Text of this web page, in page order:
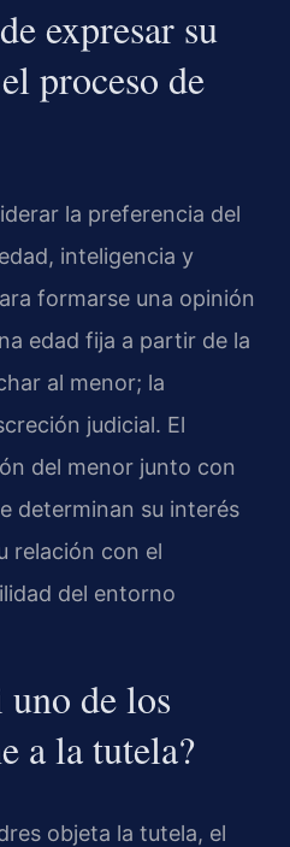
expresar su
proceso de
la preferencia del
inteligencia y
formarse una opinión
edad fija a partir de la
al menor; la
judicial. El
del menor junto con
determinan su interés
relación con el
del entorno
uno de los
a la tutela?
objeta la tutela, el